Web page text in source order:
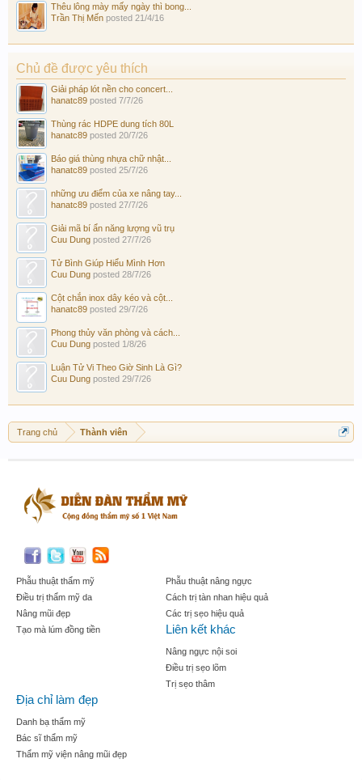
Thêu lông mày mấy ngày thì bong...
Trần Thị Mến posted 21/4/16
Chủ đề được yêu thích
Giải pháp lót nền cho concert...
hanatc89 posted 7/7/26
Thùng rác HDPE dung tích 80L
hanatc89 posted 20/7/26
Báo giá thùng nhựa chữ nhật...
hanatc89 posted 25/7/26
những ưu điểm của xe nâng tay...
hanatc89 posted 27/7/26
Giải mã bí ẩn năng lượng vũ trụ
Cuu Dung posted 27/7/26
Tử Bình Giúp Hiểu Mình Hơn
Cuu Dung posted 28/7/26
Cột chắn inox dây kéo và cột...
hanatc89 posted 29/7/26
Phong thủy văn phòng và cách...
Cuu Dung posted 1/8/26
Luận Tử Vi Theo Giờ Sinh Là Gì?
Cuu Dung posted 29/7/26
Trang chủ Thành viên
Phẫu thuật thẩm mỹ
Điều trị thẩm mỹ da
Nâng mũi đẹp
Tạo mà lúm đồng tiền
Phẫu thuật nâng ngực
Cách trị tàn nhan hiệu quả
Các trị sẹo hiệu quả
Liên kết khác
Nâng ngực nội soi
Điều trị sẹo lõm
Trị sẹo thâm
Địa chỉ làm đẹp
Danh bạ thẩm mỹ
Bác sĩ thẩm mỹ
Thẩm mỹ viện nâng mũi đẹp